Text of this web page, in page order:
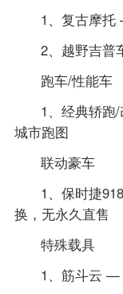
1、复古摩
2、越野吉
跑车/性能车
1、经典轿
城市跑图
联动豪车
1、保时捷
换，无永久直售
特殊载具
1、筋斗云 —